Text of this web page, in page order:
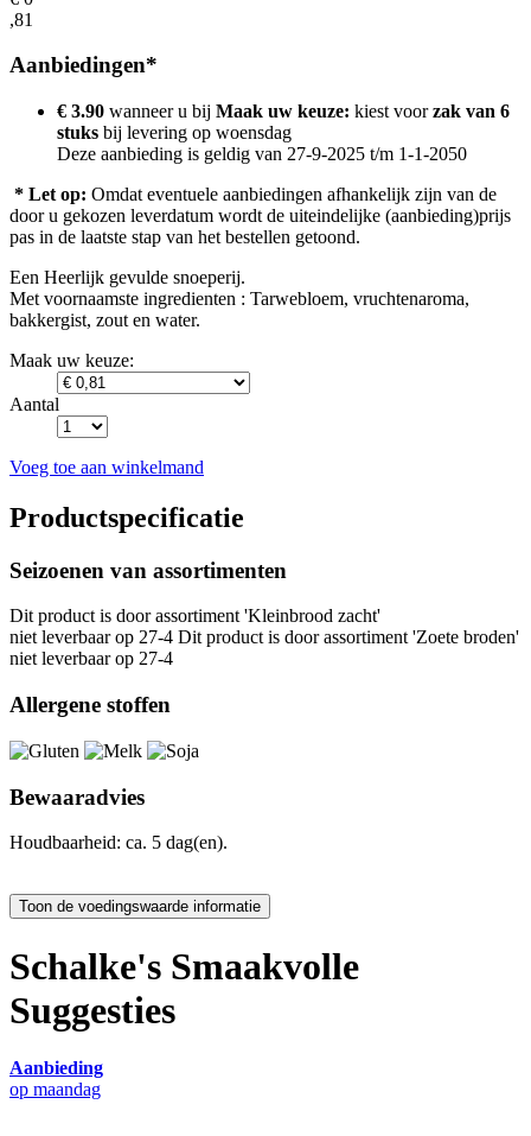
,81
Aanbiedingen*
€ 3.90 wanneer u bij Maak uw keuze: kiest voorzak van 6
stuks bij levering op woensdag
Deze aanbieding is geldig van 27-9-2025 t/m 1-1-2050
* Let op: Omdat eventuele aanbiedingen afhankelijk zijn van de
door u gekozen leverdatum wordt de uiteindelijke (aanbieding)prijs
pas in de laatste stap van het bestellen getoond.
Een Heerlijk gevulde snoeperij.
Met voornaamste ingredienten : Tarwebloem, vruchtenaroma,
bakkergist, zout en water.
Maak uw keuze:
Aantal
Voeg toe aan winkelmand
Productspecificatie
Seizoenen van assortimenten
Dit product is door assortiment 'Kleinbrood zacht'
niet leverbaar op 27-4 Dit product is door assortiment 'Zoete broden'
niet leverbaar op 27-4
Allergene stoffen
Bewaaradvies
Houdbaarheid: ca. 5 dag(en).
Schalke's Smaakvolle
Suggesties
Aanbieding
op maandag